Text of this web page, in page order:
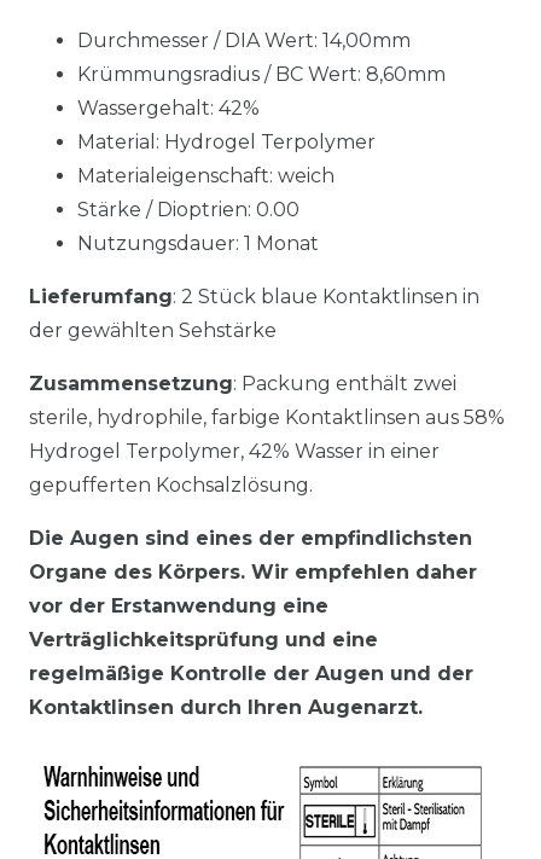
Durchmesser / DIA Wert: 14,00mm
Krümmungsradius / BC Wert: 8,60mm
Wassergehalt: 42%
Material: Hydrogel Terpolymer
Materialeigenschaft: weich
Stärke / Dioptrien: 0.00
Nutzungsdauer: 1 Monat
Lieferumfang: 2 Stück blaue Kontaktlinsen in
der gewählten Sehstärke
Zusammensetzung: Packung enthält zwei
sterile, hydrophile, farbige Kontaktlinsen aus 58%
Hydrogel Terpolymer, 42% Wasser in einer
gepufferten Kochsalzlösung.
Die Augen sind eines der empfindlichsten
Organe des Körpers. Wir empfehlen daher
vor der Erstanwendung eine
Verträglichkeitsprüfung und eine
regelmäßige Kontrolle der Augen und der
Kontaktlinsen durch Ihren Augenarzt.